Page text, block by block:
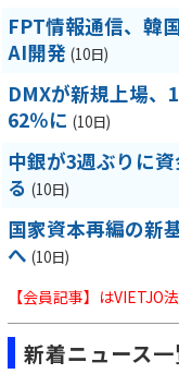
FPT情報通信、韓
AI開発 (10日)
DMXが新規上場、
62％に (10日)
中銀が3週ぶりに
る (10日)
国家資本再編の新
へ (10日)
【会員記事】はVIETJO
新着ニュース